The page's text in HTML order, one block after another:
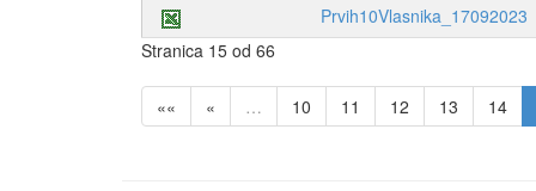
Prvih10Vlasnika_17092023
Stranica 15 od 66
«« « … 10 11 12 13 14